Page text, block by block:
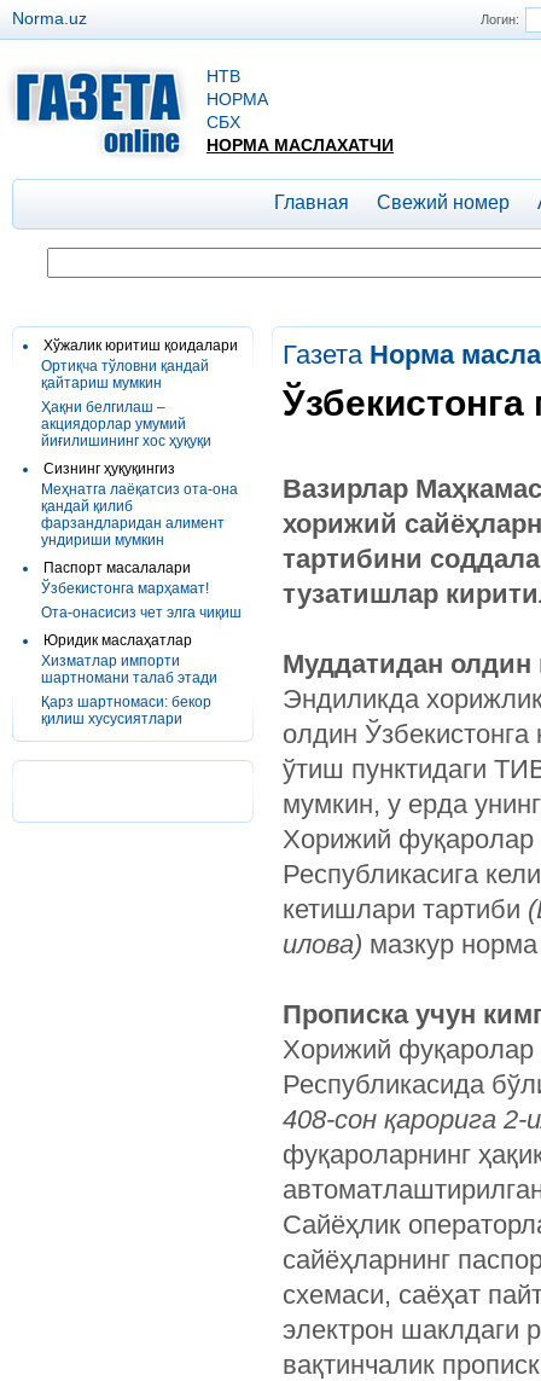
Логин:
Norma.uz
НТВ
НОРМА
СБХ
НОРМА МАСЛАХАТЧИ
Главная Свежий номер
Хўжалик юритиш қоидалари
Ортиқча тўловни қандай
қайтариш мумкин
Ҳақни белгилаш –
акциядорлар умумий
йиғилишининг хос ҳуқуқи
Сизнинг ҳуқуқингиз
Меҳнатга лаёқатсиз ота-она
қандай қилиб
фарзандларидан алимент
ундириши мумкин
Паспорт масалалари
Ўзбекистонга марҳамат!
Ота-онасисиз чет элга чиқиш
Юридик маслаҳатлар
Хизматлар импорти
шартномани талаб этади
Қарз шартномаси: бекор
қилиш хусусиятлари
Газета Норма
Вазирлар
хорижий
тартибини
тузатишлар
Муддатидан олдин
Эндиликда
олдин
ўтиш пунктидаги
мумкин, у ерда
Хорижий фуқаролар
Республикасига
кетишлари тартиби
илова) мазкур
Прописка учун
Хорижий фуқаролар
Республикасида
408-сон қарорига 2-
фуқароларнинг
Сайёҳлик
сайёҳларнинг
схемаси, саёҳат
электрон шаклдаги
вақтинчалик